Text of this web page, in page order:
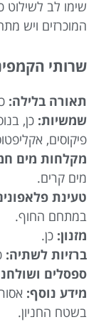
שימו לב לשילוט
המוכרזים ויש
שרותי
תאורה בלילה:
שמשיות: כן,
פיקוסים,
מקלחות מים
מים קרים.
טעינת
במתחם החוף.
מזנון: כן.
ברזיות לשתיה:
ספסלים
מידע נוסף:
בשטח החניון.